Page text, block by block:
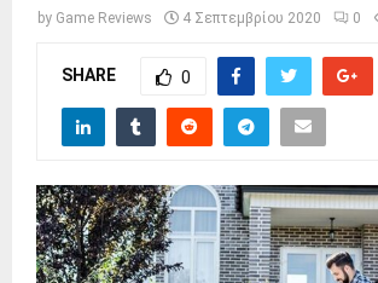
by Game Reviews 4 Σεπτεμβρίου 2020 0
SHARE 0